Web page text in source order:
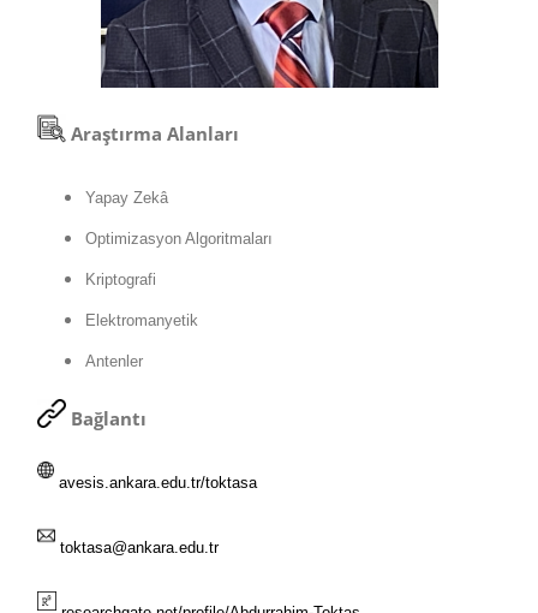
Araştırma Alanları
Yapay Zekâ
Optimizasyon Algoritmaları
Kriptografi
Elektromanyetik
Antenler
Bağlantı
avesis.ankara.edu.tr/toktasa
toktasa@ankara.edu.tr